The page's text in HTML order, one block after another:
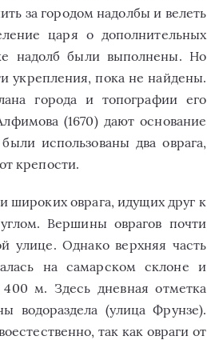
за городом надолбы и велеть
царя о дополнительных
надолб были выполнены. Но
укрепления, пока не найдены.
города и топографии его
(1670) дают основание
использованы два оврага,
крепости.
широких оврага, идущих друг к
Вершины оврагов почти
улице. Однако верхняя часть
на самарском склоне и
м. Здесь дневная отметка
(улица Фрунзе).
так как овраги от